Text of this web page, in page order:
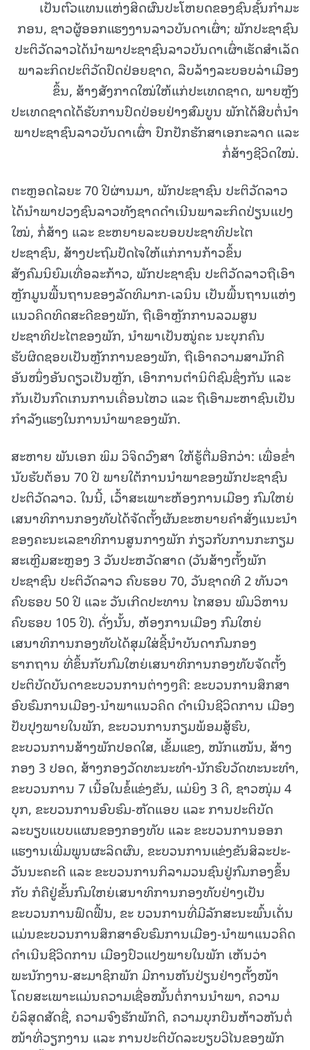
ເປັນຕົວແທນແຫ່ງສິດຜົນປະໂຫຍດຂອງຊົນຊັ້ນກໍາມະ
ກອນ, ຊາວຜູ້ອອກແຮງງານລາວບັນດາເຜົ່າ; ພັກປະຊາຊົນ
ປະຕິວັດລາວໄດ້ນໍາພາປະຊາຊົນລາວບັນດາເຜົ່າເຮັດສໍາເລັດ
ພາລະກິດປະຕິວັດປົດປ່ອຍຊາດ, ລືບລ້າງລະບອບລ່າເມືອງ
ຂຶ້ນ, ສ້າງສັງກາດໃໝ່ໃຫ້ແກ່ປະເທດຊາດ, ພາຍຫຼັງ
ປະເທດຊາດໄດ້ຮັບການປົດປ່ອຍຢ່າງສົມບູນ ພັກໄດ້ສືບຕໍ່ນໍາ
ພາປະຊາຊົນລາວບັນດາເຜົ່າ ປົກປັກຮັກສາເອກະລາດ ແລະ
ກໍ່ສ້າງຊີວິດໃໝ່.
ຕະຫຼອດໄລຍະ 70 ປີຜ່ານມາ, ພັກປະຊາຊົນ ປະຕິວັດລາວ
ໄດ້ນໍາພາປວງຊົນລາວທັງຊາດດໍາເນີນພາລະກິດປ່ຽນແປງ
ໃໝ່, ກໍ່ສ້າງ ແລະ ຂະຫຍາຍລະບອບປະຊາທິປະໄຕ
ປະຊາຊົນ, ສ້າງປະຖົມປັດໄຈໃຫ້ແກ່ການກ້າວຂຶ້ນ
ສັງຄົມນິຍົມເທື່ອລະກ້າວ, ພັກປະຊາຊົນ ປະຕິວັດລາວຖືເອົາ
ຫຼັກມູນພື້ນຖານຂອງລັດທິມາກ-ເລນິນ ເປັນພື້ນຖານແຫ່ງ
ແນວຄິດທິດສະດີຂອງພັກ, ຖືເອົາຫຼັກການລວມສູນ
ປະຊາທິປະໄຕຂອງພັກ, ນໍາພາເປັນໝູ່ຄະ ນະບຸກຄົນ
ຮັບຜິດຊອບເປັນຫຼັກການຂອງພັກ, ຖືເອົາຄວາມສາມັກຄີ
ອັນໜຶ່ງອັນດຽວເປັນຫຼັກ, ເອົາການຕໍານິຕິຊົມຊຶ່ງກັນ ແລະ
ກັນເປັນກົດເກນການເຄື່ອນໄຫວ ແລະ ຖືເອົາມະຫາຊົນເປັນ
ກໍາລັງແຮງໃນການນໍາພາຂອງພັກ.
ສະຫາຍ ພັນເອກ ພິມ ວິຈິດວົງສາ ໃຫ້ຮູ້ຕື່ມອີກວ່າ: ເພື່ອຂໍ່າ
ນັບຮັບຕ້ອນ 70 ປີ ພາຍໃຕ້ການນຳພາຂອງພັກປະຊາຊົນ
ປະຕິວັດລາວ. ໃນນີ້, ເວົ້າສະເພາະຫ້ອງການເມືອງ ກົມໃຫຍ່
ເສນາທິການກອງທັບໄດ້ຈັດຕັ້ງຜັນຂະຫຍາຍຄໍາສັ່ງແນະນໍາ
ຂອງຄະນະເລຂາທິການສູນກາງພັກ ກ່ຽວກັບການກະກຽມ
ສະເຫຼີມສະຫຼອງ 3 ວັນປະຫວັດສາດ (ວັນສ້າງຕັ້ງພັກ
ປະຊາຊົນ ປະຕິວັດລາວ ຄົບຮອບ 70, ວັນຊາດທີ 2 ທັນວາ
ຄົບຮອບ 50 ປີ ແລະ ວັນເກີດປະທານ ໄກສອນ ພົມວິຫານ
ຄົບຮອບ 105 ປີ). ດັ່ງນັ້ນ, ຫ້ອງການເມືອງ ກົມໃຫຍ່
ເສນາທິການກອງທັບໄດ້ສຸມໃສ່ຊີ້ນໍາບັນດາກົມກອງ
ຮາກຖານ ທີ່ຂຶ້ນກັບກົມໃຫຍ່ເສນາທິການກອງທັບຈັດຕັ້ງ
ປະຕິບັດບັນດາຂະບວນການຕ່າງໆຄື: ຂະບວນການສຶກສາ
ອົບຮົມການເມືອງ-ນໍາພາແນວຄິດ ດໍາເນີນຊີວິດການ ເມືອງ
ປັບປຸງພາຍໃນພັກ, ຂະບວນການກຽມພ້ອມສູ້ຮົບ,
ຂະບວນການສ້າງພັກປອດໃສ, ເຂັ້ມແຂງ, ໜັກແໜ້ນ, ສ້າງ
ກອງ 3 ປອດ, ສ້າງກອງວັດທະນະທໍາ-ນັກຮົບວັດທະນະທໍາ,
ຂະບວນການ 7 ເນື້ອໃນຂໍ້ແຂ່ງຂັນ, ແມ່ຍິງ 3 ດີ, ຊາວໜຸ່ມ 4
ບຸກ, ຂະບວນການອົບຮົມ-ຫັດແອບ ແລະ ການປະຕິບັດ
ລະບຽບແບບແຜນຂອງກອງທັບ ແລະ ຂະບວນການອອກ
ແຮງານເພີ່ມພູນຜະລິດຜົນ, ຂະບວນການແຂ່ງຂັນສິລະປະ-
ວັນນະຄະດີ ແລະ ຂະບວນການກິລາມວນຊົນຢູ່ກົມກອງຂຶ້ນ
ກັບ ກໍຄືຢູ່ຂັ້ນກົມໃຫຍ່ເສນາທິການກອງທັບຢ່າງເປັນ
ຂະບວນການຟົດຟື້ນ, ຂະ ບວນການທີ່ມີລັກສະນະພົ້ນເດັ່ນ
ແມ່ນຂະບວນການສຶກສາອົບຮົມການເມືອງ-ນໍາພາແນວຄິດ
ດໍາເນີນຊີວິດການ ເມືອງປົວແປງພາຍໃນພັກ ເຫັນວ່າ
ພະນັກງານ-ສະມາຊິກພັກ ມີການຫັນປ່ຽນຢ່າງຕັ້ງໜ້າ
ໂດຍສະເພາະແມ່ນຄວາມເຊື່ອໝັ້ນຕໍ່ການນໍາພາ, ຄວາມ
ບໍລິສຸດສັດຊື່, ຄວາມຈົງຮັກພັກດີ, ຄວາມບຸກບືນຫ້າວຫັນຕໍ່
ໜ້າທີ່ວຽກງານ ແລະ ການປະຕິບັດລະບຽບວິໄນຂອງພັກ